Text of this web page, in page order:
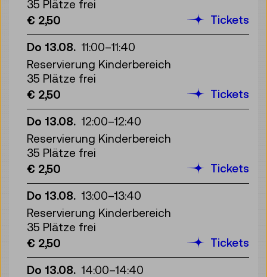
35 Plätze frei
€ 2,50
Tickets
Do 13.08. 11:00–11:40
Reservierung Kinderbereich
35 Plätze frei
€ 2,50
Tickets
Do 13.08. 12:00–12:40
Reservierung Kinderbereich
35 Plätze frei
€ 2,50
Tickets
Do 13.08. 13:00–13:40
Reservierung Kinderbereich
35 Plätze frei
€ 2,50
Tickets
Do 13.08. 14:00–14:40